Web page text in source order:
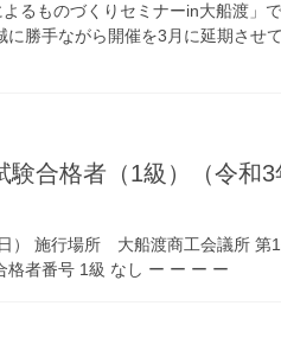
るものづくりセミナーin大船渡」
勝手ながら開催を3月に延期させ
合格者（1級）（令和3
） 施行場所 大船渡商工会議所 第
格者番号 1級 なし ー ー ー ー